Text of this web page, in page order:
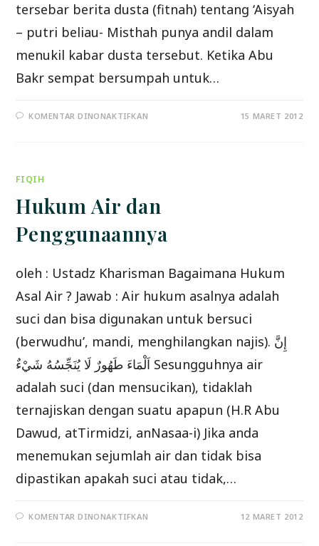
tersebar berita dusta (fitnah) tentang ‘Aisyah
– putri beliau- Misthah punya andil dalam
menukil kabar dusta tersebut. Ketika Abu
Bakr sempat bersumpah untuk…
KOMENTAR DINONAKTIFKAN 15 MARET 2012
FIQIH
Hukum Air dan
Penggunaannya
oleh : Ustadz Kharisman Bagaimana Hukum
Asal Air ? Jawab : Air hukum asalnya adalah
suci dan bisa digunakan untuk bersuci
(berwudhu’, mandi, menghilangkan najis). إِنَّ
اَلْمَاءَ طَهُورٌ لَا يُنَجِّسُهُ شَيْءٌ Sesungguhnya air
adalah suci (dan mensucikan), tidaklah
ternajiskan dengan suatu apapun (H.R Abu
Dawud, atTirmidzi, anNasaa-i) Jika anda
menemukan sejumlah air dan tidak bisa
dipastikan apakah suci atau tidak,…
KOMENTAR DINONAKTIFKAN 12 MARET 2012